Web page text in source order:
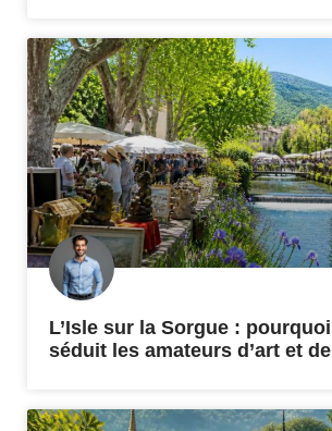
L’Isle sur la Sorgue :
séduit les amateurs d’art et